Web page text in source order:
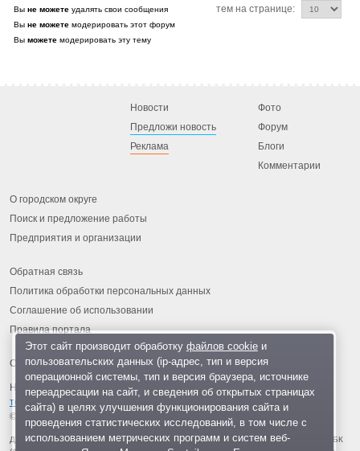
Вы не можете удалять свои сообщения
Вы не можете модерировать этот форум
Вы можете модерировать эту тему
тем на странице:
Новости
Предложи новость
Реклама
Фото
Форум
Блоги
Комментарии
О городском округе
Поиск и предложение работы
Предприятия и организации
Обратная связь
Политика обработки персональных данных
Соглашение об использовании
Правила портала
На информационном ресурсе применяются рекомендательные
технологии
© 2013-2026 «ОИНФО»,
сделано в Одинцово
Для читателей: В России признаны экстремистскими и запрещены организации ФБК
Этот сайт производит обработку файлов cookieи
пользовательских данных (ip-адрес, тип и версия
операционной системы, тип и версия браузера, источнике
переадресации на сайт, и сведения об открытых страницах
сайта) в целях улучшения функционирования сайта и
проведения статистических исследований, в том числе с
использованием метрических программ и систем веб-